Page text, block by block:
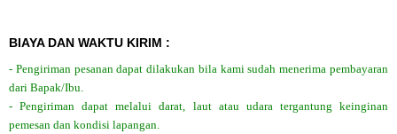
BIAYA DAN WAKTU KIRIM :
- Pengiriman pesanan dapat dilakukan bila kami sudah menerima pembayaran
dari Bapak/Ibu.
- Pengiriman dapat melalui darat, laut atau udara tergantung keinginan
pemesan dan kondisi lapangan.